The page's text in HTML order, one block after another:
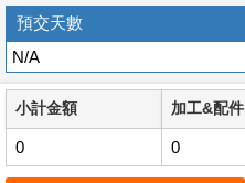
預交天數
N/A
小計金額 加工&配件
0 0